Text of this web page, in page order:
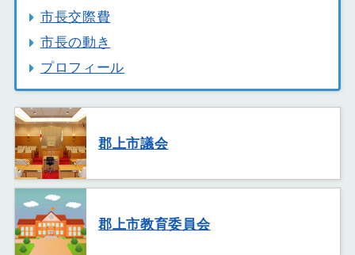
市長交際費
市長の動き
プロフィール
郡上市議会
郡上市教育委員会